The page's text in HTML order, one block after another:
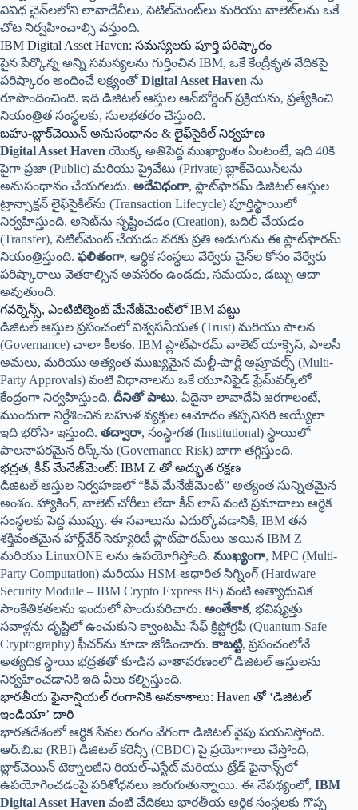
వివిధ చైన్‌లలోని లావాదేవీలు, సెటిల్‌మెంట్‌లు మరియు వాలెట్‌లను ఒకే
చోట నిర్వహించాల్సి వస్తుంది.
IBM Digital Asset Haven: సమస్యలకు పూర్తి పరిష్కారం
పైన పేర్కొన్న అన్ని సమస్యలను గుర్తించిన IBM, ఒకే కేంద్రీకృత వేదికపై
పరిష్కారం అందించే లక్ష్యంతో Digital Asset Haven ను
రూపొందించింది. ఇది డిజిటల్ ఆస్తుల ఆన్‌బోర్డింగ్ ప్రక్రియను, ప్రత్యేకించి
నియంత్రిత సంస్థలకు, సులభతరం చేస్తుంది.
బహు-బ్లాక్‌చెయిన్ అనుసంధానం & లైఫ్‌సైకిల్ నిర్వహణ
Digital Asset Haven యొక్క అతిపెద్ద ముఖ్యాంశం ఏంటంటే, ఇది 40కి
పైగా ప్రజా (Public) మరియు ప్రైవేటు (Private) బ్లాక్‌చెయిన్‌లను
అనుసంధానం చేయగలదు. అదేవిధంగా, ప్లాట్‌ఫారమ్ డిజిటల్ ఆస్తుల
ట్రాన్సాక్షన్ లైఫ్‌సైకిల్‌ను (Transaction Lifecycle) పూర్తిస్థాయిలో
నిర్వహిస్తుంది. అసెట్‌ను సృష్టించడం (Creation), బదిలీ చేయడం
(Transfer), సెటిల్‌మెంట్ చేయడం వరకు ప్రతి అడుగును ఈ ప్లాట్‌ఫారమ్
నియంత్రిస్తుంది. ఫలితంగా, ఆర్థిక సంస్థలు వేర్వేరు చైన్‌ల కోసం వేర్వేరు
పరిష్కారాలు వెతకాల్సిన అవసరం ఉండదు, సమయం, డబ్బు ఆదా
అవుతుంది.
గవర్నెన్స్, ఎంటిటిల్మెంట్ మేనేజ్‌మెంట్‌లో IBM పట్టు
డిజిటల్ ఆస్తుల ప్రపంచంలో విశ్వసనీయత (Trust) మరియు పాలన
(Governance) చాలా కీలకం. IBM ప్లాట్‌ఫారమ్ వాలెట్ యాక్సెస్, పాలసీ
అమలు, మరియు అత్యంత ముఖ్యమైన మల్టీ-పార్టీ అప్రూవల్స్ (Multi-
Party Approvals) వంటి విధానాలను ఒకే యూనిఫైడ్ ఫ్రేమ్‌వర్క్‌లో
కేంద్రంగా నిర్వహిస్తుంది. దీనితో పాటు, ఏదైనా లావాదేవీ జరగాలంటే,
ముందుగా నిర్దేశించిన బహుళ వ్యక్తుల ఆమోదం తప్పనిసరి అయ్యేలా
ఇది భరోసా ఇస్తుంది. తద్వారా, సంస్థాగత (Institutional) స్థాయిలో
పాలనాపరమైన రిస్క్‌ను (Governance Risk) బాగా తగ్గిస్తుంది.
భద్రత, కీవ్ మేనేజ్‌మెంట్: IBM Z తో అద్భుత రక్షణ
డిజిటల్ ఆస్తుల నిర్వహణలో “కీవ్ మేనేజ్‌మెంట్” అత్యంత సున్నితమైన
అంశం. హ్యాకింగ్, వాలెట్ చోరీలు లేదా కీవ్ లాస్ వంటి ప్రమాదాలు ఆర్థిక
సంస్థలకు పెద్ద ముప్పు. ఈ సవాలును ఎదుర్కోవడానికి, IBM తన
శక్తివంతమైన హార్డ్‌వేర్ సెక్యూరిటీ ప్లాట్‌ఫారమ్‌లు అయిన IBM Z
మరియు LinuxONE లను ఉపయోగిస్తోంది. ముఖ్యంగా, MPC (Multi-
Party Computation) మరియు HSM-ఆధారిత సిగ్నింగ్ (Hardware
Security Module – IBM Crypto Express 8S) వంటి అత్యాధునిక
సాంకేతికతలను ఇందులో పొందుపరిచారు. అంతేకాక, భవిష్యత్తు
సవాళ్లను దృష్టిలో ఉంచుకుని క్వాంటమ్-సేఫ్ క్రిప్టోగ్రఫీ (Quantum-Safe
Cryptography) ఫీచర్‌ను కూడా జోడించారు. కాబట్టి, ప్రపంచంలోనే
అత్యధిక స్థాయి భద్రతతో కూడిన వాతావరణంలో డిజిటల్ ఆస్తులను
నిర్వహించడానికి ఇది వీలు కల్పిస్తుంది.
భారతీయ ఫైనాన్షియల్ రంగానికి అవకాశాలు: Haven తో ‘డిజిటల్
ఇండియా’ దారి
భారతదేశంలో ఆర్థిక సేవల రంగం వేగంగా డిజిటల్ వైపు పయనిస్తోంది.
ఆర్.బి.ఐ (RBI) డిజిటల్ కరెన్సీ (CBDC) పై ప్రయోగాలు చేస్తోంది,
బ్లాక్‌చెయిన్ టెక్నాలజీని రియల్-ఎస్టేట్ మరియు ట్రేడ్ ఫైనాన్స్‌లో
ఉపయోగించడంపై పరిశోధనలు జరుగుతున్నాయి. ఈ నేపథ్యంలో, IBM
Digital Asset Haven వంటి వేదికలు భారతీయ ఆర్థిక సంస్థలకు గొప్ప